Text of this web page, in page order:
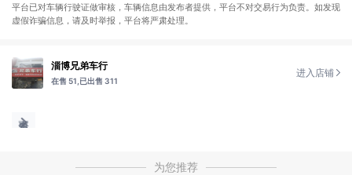
平台已对车辆行驶证做审核，车辆信息由发布者提供，平台不对交易行为负责。如发现
虚假诈骗信息，请及时举报，平台将严肃处理。
淄博兄弟车行
在售 51, 已出售 311
进入店铺
为您推荐